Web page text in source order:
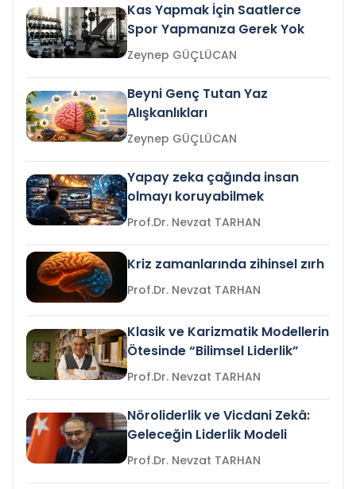
Kas Yapmak İçin Saatlerce
Spor Yapmanıza Gerek Yok
Zeynep GÜÇLÜCAN
Beyni Genç Tutan Yaz
Alışkanlıkları
Zeynep GÜÇLÜCAN
Yapay zeka çağında insan
olmayı koruyabilmek
Prof.Dr. Nevzat TARHAN
Kriz zamanlarında zihinsel zırh
Prof.Dr. Nevzat TARHAN
Klasik ve Karizmatik Modellerin
Ötesinde “Bilimsel Liderlik”
Prof.Dr. Nevzat TARHAN
Nöroliderlik ve Vicdani Zekâ:
Geleceğin Liderlik Modeli
Prof.Dr. Nevzat TARHAN